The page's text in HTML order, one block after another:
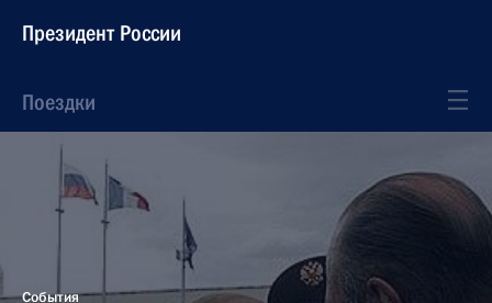
Президент России
Поездки
События